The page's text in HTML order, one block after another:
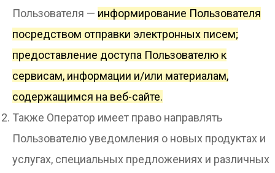
Пользователя — информирование Пользователя
посредством отправки электронных писем;
предоставление доступа Пользователю к
сервисам, информации и/или материалам,
содержащимся на веб-сайте.
Также Оператор имеет право направлять
Пользователю уведомления о новых продуктах и
услугах, специальных предложениях и различных